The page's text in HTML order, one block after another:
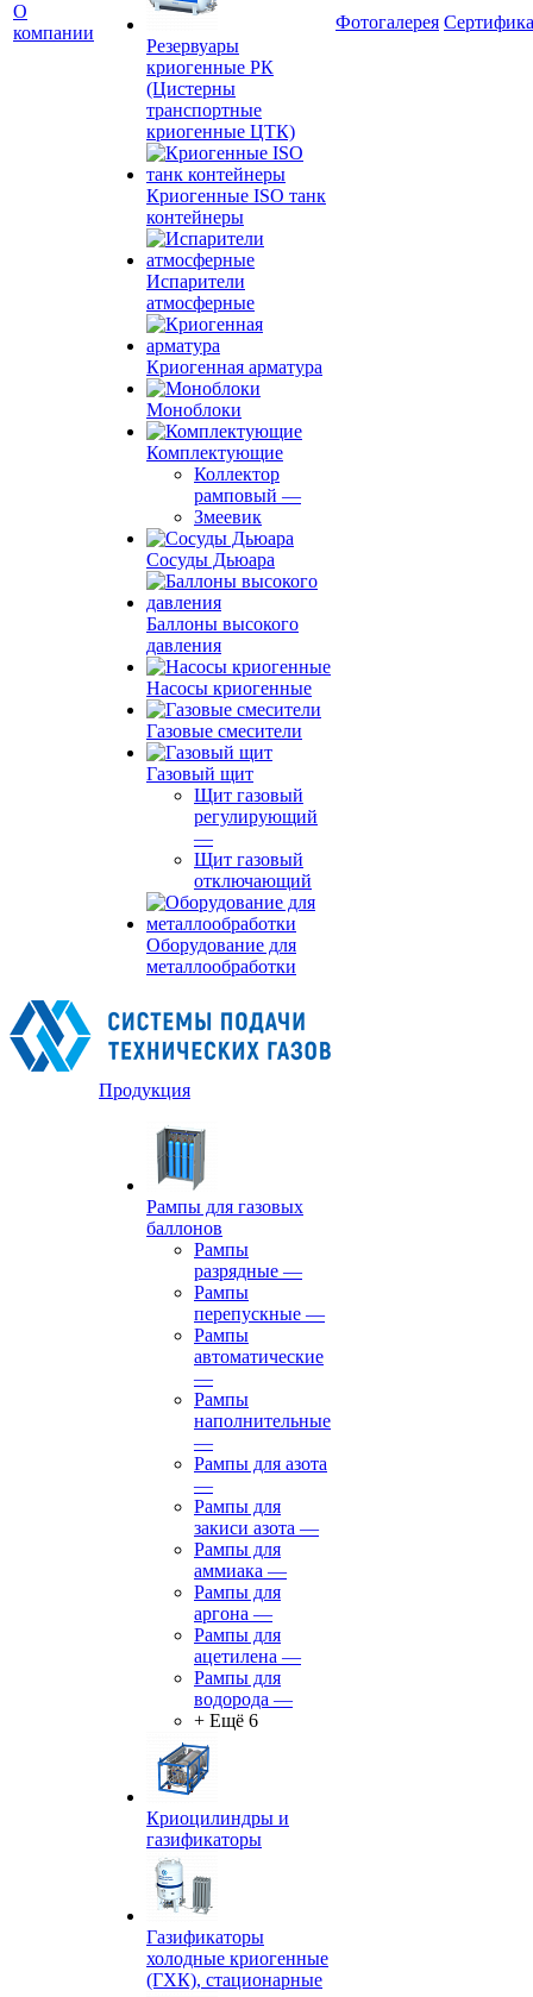
О
компании
Резервуары
криогенные РК
(Цистерны
транспортные
криогенные ЦТК)
Криогенные ISO танк
контейнеры
Испарители
атмосферные
Криогенная арматура
Моноблоки
Комплектующие
Коллектор
рамповый —
Змеевик
Сосуды Дьюара
Баллоны высокого
давления
Насосы криогенные
Газовые смесители
Газовый щит
Щит газовый
регулирующий
—
Щит газовый
отключающий
Оборудование для
металлообработки
Фотогалерея
Продукция
Рампы для газовых
баллонов
Рампы
разрядные —
Рампы
перепускные —
Рампы
автоматические
—
Рампы
наполнительные
—
Рампы для азота
—
Рампы для
закиси азота —
Рампы для
аммиака —
Рампы для
аргона —
Рампы для
ацетилена —
Рампы для
водорода —
+ Ещё 6
Криоцилиндры и
газификаторы
Газификаторы
холодные криогенные
(ГХК), стационарные